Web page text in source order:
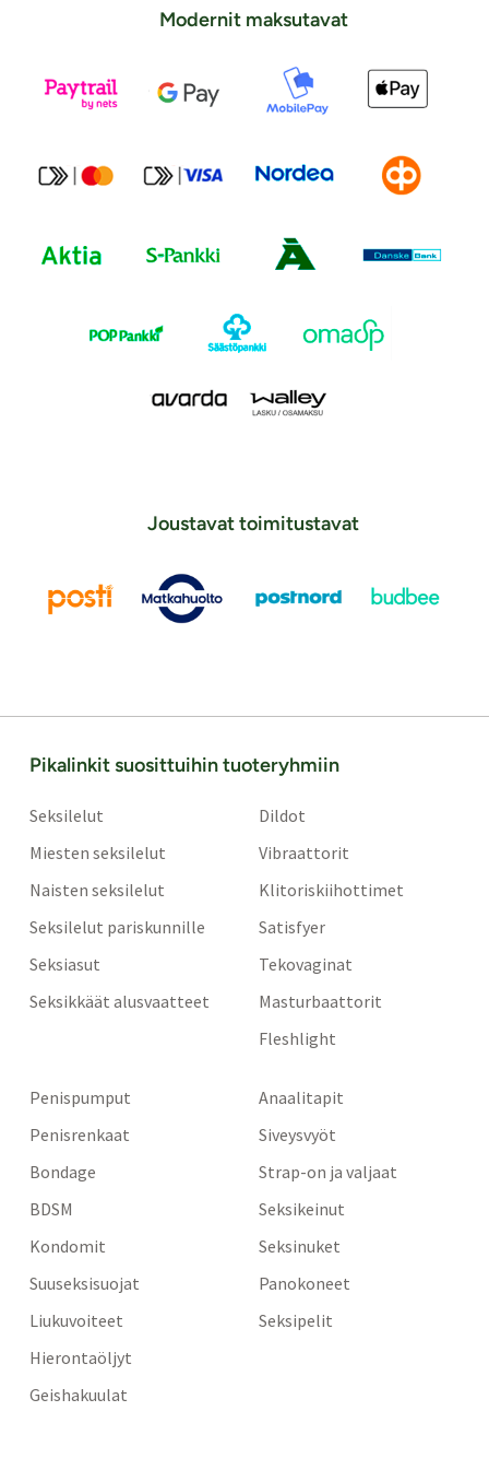
Modernit maksutavat
Joustavat toimitustavat
Pikalinkit suosittuihin tuoteryhmiin
Seksilelut
Miesten seksilelut
Naisten seksilelut
Seksilelut pariskunnille
Seksiasut
Seksikkäät alusvaatteet
Dildot
Vibraattorit
Klitoriskiihottimet
Satisfyer
Tekovaginat
Masturbaattorit
Fleshlight
Penispumput
Penisrenkaat
Bondage
BDSM
Kondomit
Suuseksisuojat
Liukuvoiteet
Hierontaöljyt
Geishakuulat
Anaalitapit
Siveysvyöt
Strap-on ja valjaat
Seksikeinut
Seksinuket
Panokoneet
Seksipelit